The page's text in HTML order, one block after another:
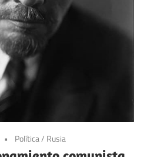
Política/ Rusia